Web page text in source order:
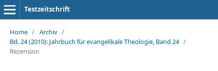
Testzeitschrift
Home / Archiv /
Bd. 24 (2010): Jahrbuch für evangelikale Theologie, Band 24 /
Rezension